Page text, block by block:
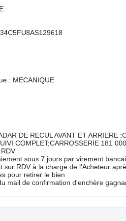
: MECANIQUE
DE RECUL AVANT ET ARRIERE
COMPLET;CARROSSERIE 181
sous 7 jours par virement
sur RDV à la charge de l'Acheteur
pour retirer le bien
mail de confirmation d'enchère